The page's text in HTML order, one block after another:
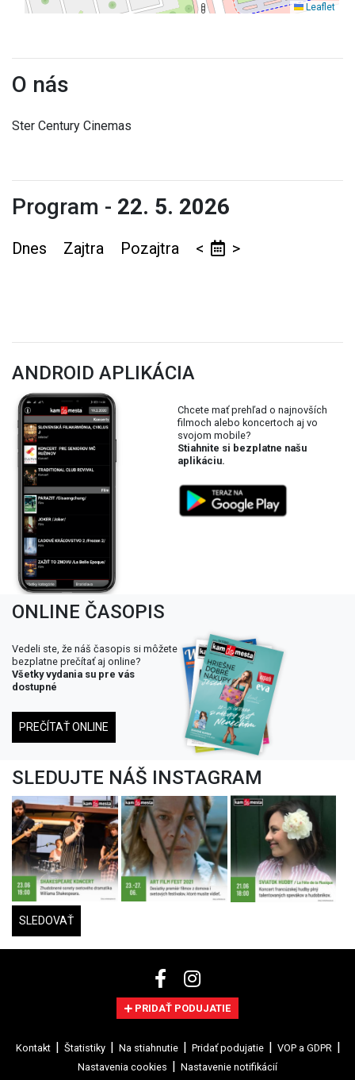
Leaflet
O nás
Ster Century Cinemas
Program - 22. 5. 2026
Dnes Zajtra Pozajtra < >
ANDROID APLIKÁCIA
Chcete mať prehľad o najnovších
filmoch alebo koncertoch aj vo
svojom mobile?
Stiahnite si bezplatne našu
aplikáciu.
ONLINE ČASOPIS
Vedeli ste, že náš časopis si môžete
bezplatne prečítať aj online?
Všetky vydania su pre vás
dostupné
PREČÍTAŤ ONLINE
SLEDUJTE NÁŠ INSTAGRAM
SLEDOVAŤ
PRIDAŤ PODUJATIE
Kontakt Štatistiky Na stiahnutie Pridať podujatie
VOP a GDPR
Nastavenia cookies
Nastavenie notifikácií